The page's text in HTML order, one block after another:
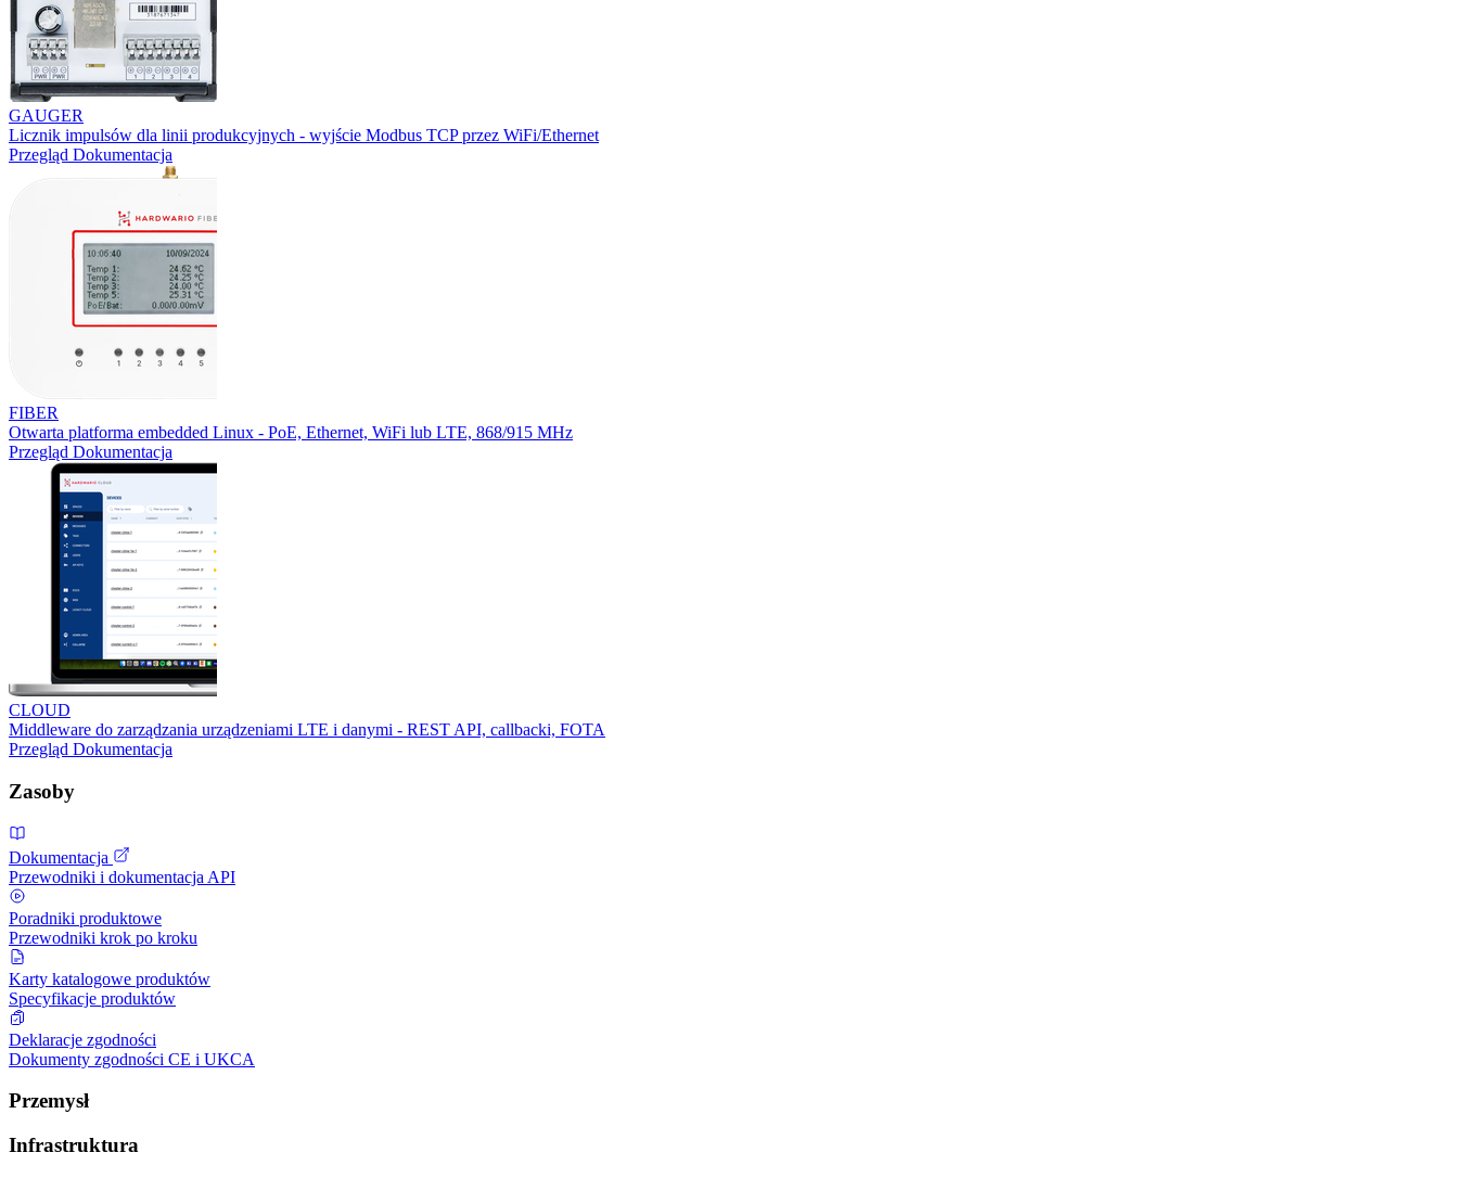
GAUGER
Licznik impulsów dla linii produkcyjnych - wyjście Modbus TCP przez WiFi/Ethernet
Przegląd Dokumentacja
FIBER
Otwarta platforma embedded Linux - PoE, Ethernet, WiFi lub LTE, 868/915 MHz
Przegląd Dokumentacja
CLOUD
Middleware do zarządzania urządzeniami LTE i danymi - REST API, callbacki, FOTA
Przegląd Dokumentacja
Zasoby
Dokumentacja
Przewodniki i dokumentacja API
Poradniki produktowe
Przewodniki krok po kroku
Karty katalogowe produktów
Specyfikacje produktów
Deklaracje zgodności
Dokumenty zgodności CE i UKCA
Przemysł
Infrastruktura